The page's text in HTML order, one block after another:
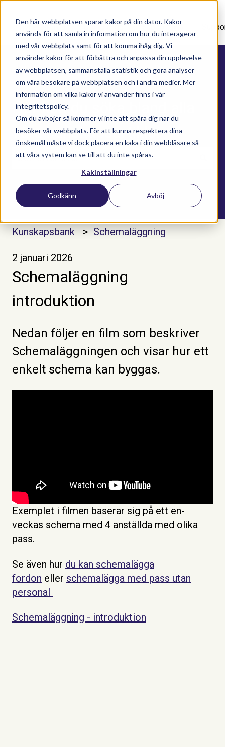
Den här webbplatsen sparar kakor på din dator. Kakor
används för att samla in information om hur du interagerar
med vår webbplats samt för att komma ihåg dig. Vi
använder kakor för att förbättra och anpassa din upplevelse
av webbplatsen, sammanställa statistik och göra analyser
om våra besökare på webbplatsen och i andra medier. Mer
information om vilka kakor vi använder finns i vår
integritetspolicy.
Om du avböjer så kommer vi inte att spåra dig när du
besöker vår webbplats. För att kunna respektera dina
önskemål måste vi dock placera en kaka i din webbläsare så
att våra system kan se till att du inte spåras.
Kakinställningar
Godkänn Avböj
Nyhetsartiklar Utbildningar Supportavtal
Här kan du söka bland alla
våra kunskapsartiklar
Det finns inga förslag eftersom sökfältet är
Kunskapsbank Schemaläggning
2 januari 2026
Schemaläggning
introduktion
Nedan följer en film som beskriver
Schemaläggningen och visar hur ett
enkelt schema kan byggas.
Exemplet i filmen baserar sig på ett en-
veckas schema med 4 anställda med olika
pass.
Se även hur du kan schemalägga
fordon eller schemalägga med pass utan
personal
Schemaläggning - introduktion